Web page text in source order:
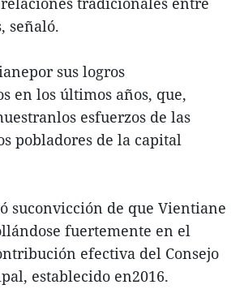
señaló.
sus logros
en los últimos años, que,
esfuerzos de las
pobladores de la capital
suconvicción de que Vientiane
fuertemente en el
efectiva del Consejo
establecido en2016.